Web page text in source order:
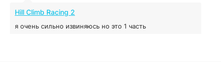
Hill Climb Racing 2
я очень сильно извиняюсь но это 1 часть